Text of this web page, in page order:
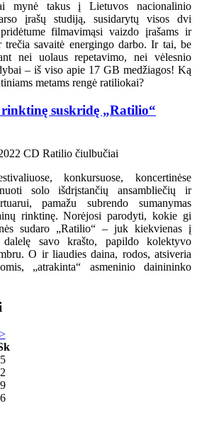
mynė takus į Lietuvos nacionalinio
įrašų studiją, susidarytų visos dvi
filmavimąsi vaizdo įrašams ir
trečia savaitė energingo darbo. Ir tai, be
nei uolaus repetavimo, nei vėlesnio
– iš viso apie 17 GB medžiagos! Ką
metams rengė ratiliokai?
suskridę „Ratilio“
konkursuose, koncertinėse
solo išdrįstančių ansambliečių ir
pamažu subrendo sumanymas
rinktinę. Norėjosi parodyti, kokie gi
sudaro „Ratilio“ – juk kiekvienas į
dalelę savo krašto, papildo kolektyvo
O ir liaudies daina, rodos, atsiveria
„atrakinta“ asmeninio dainininko
5